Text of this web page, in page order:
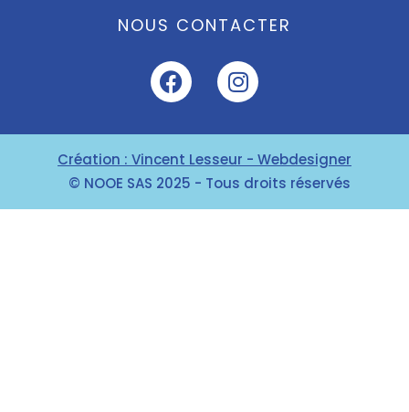
NOUS CONTACTER
Création : Vincent Lesseur - Webdesigner
© NOOE SAS 2025 - Tous droits réservés